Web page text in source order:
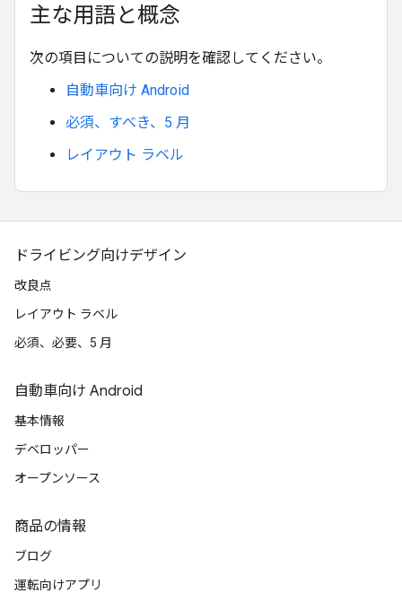
主な用語と概念
次の項目についての説明を確認してください。
自動車向け Android
必須、すべき、5 月
レイアウト ラベル
ドライビング向けデザイン
改良点
レイアウト ラベル
必須、必要、5 月
自動車向け Android
基本情報
デベロッパー
オープンソース
商品の情報
ブログ
運転向けアプリ